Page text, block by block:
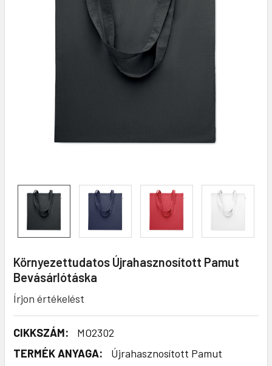
Környezettudatos Újrahasznosított Pamut
Bevásárlótáska
Írjon értékelést
CIKKSZÁM:
MO2302
TERMÉK ANYAGA:
Újrahasznosított Pamut